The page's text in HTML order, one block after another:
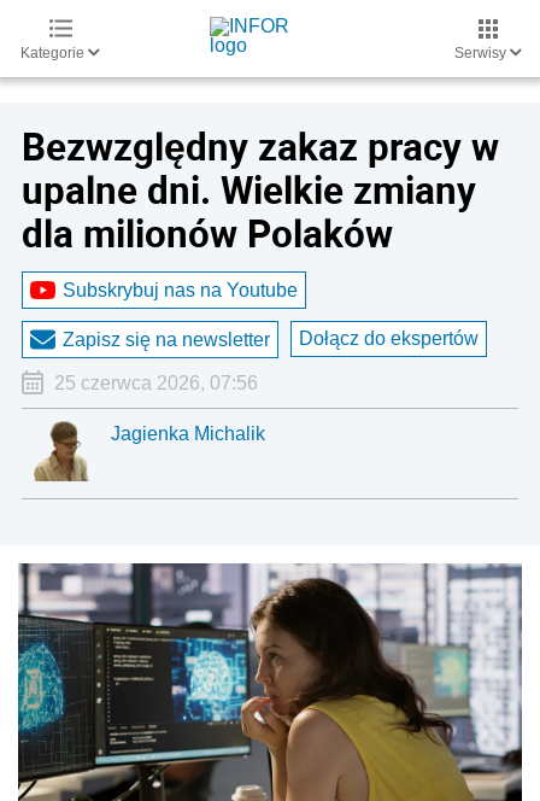
Kategorie Serwisy
Bezwzględny zakaz pracy w
upalne dni. Wielkie zmiany
dla milionów Polaków
Subskrybuj nas na Youtube
Zapisz się na newsletter Dołącz do ekspertów
25 czerwca 2026, 07:56
Jagienka Michalik